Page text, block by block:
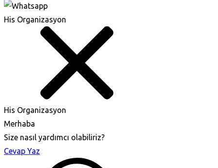
His Organizasyon
His Organizasyon
Merhaba
Size nasıl yardımcı olabiliriz?
Cevap Yaz